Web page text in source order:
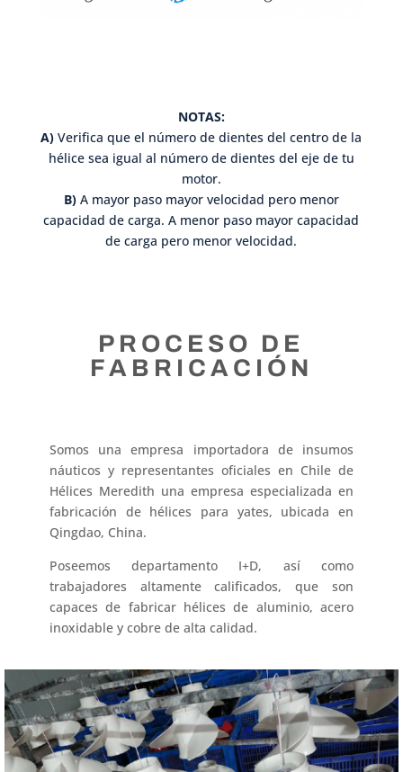
NOTAS:
A) Verifica que el número de dientes del centro de la
hélice sea igual al número de dientes del eje de tu
motor.
B)A mayor paso mayor velocidad pero menor
capacidad de carga. A menor paso mayor capacidad
de carga pero menor velocidad.
PROCESO DE
FABRICACIÓN
Somos una empresa importadora de insumos
náuticos y representantes oficiales en Chile de
Hélices Meredith una empresa especializada en
fabricación de hélices para yates, ubicada en
Qingdao, China.
Poseemos departamento I+D, así como
trabajadores altamente calificados, que son
capaces de fabricar hélices de aluminio, acero
inoxidable y cobre de alta calidad.